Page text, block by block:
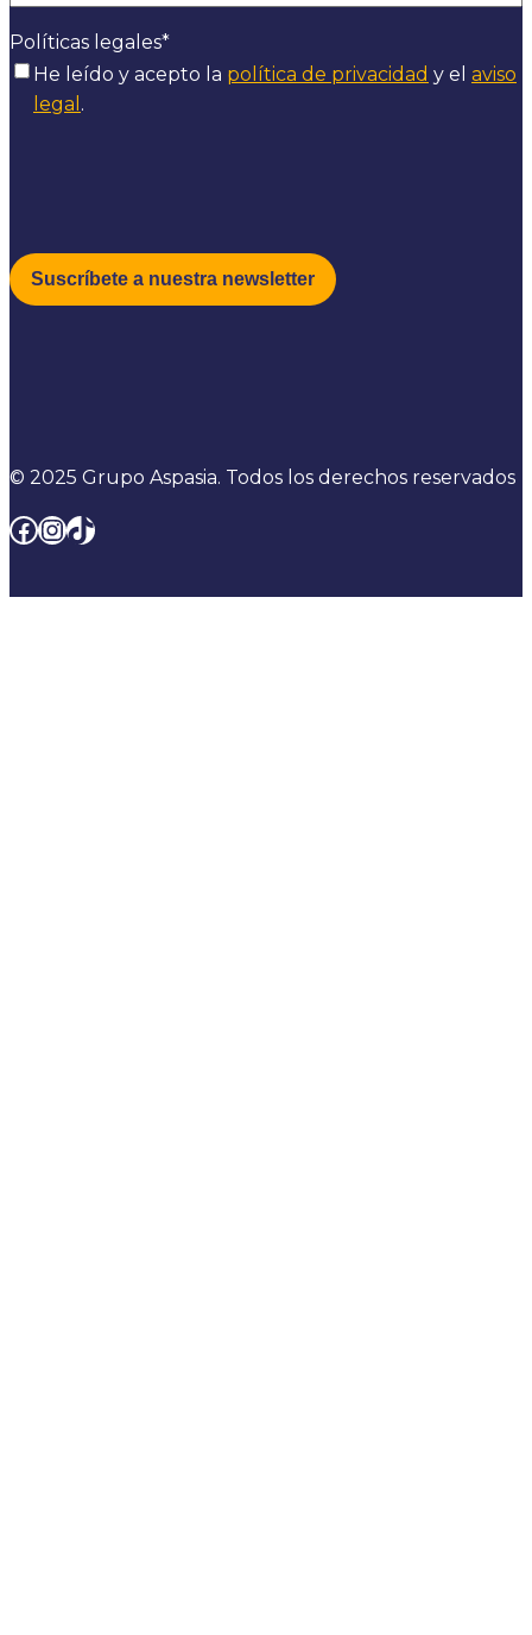
Políticas legales*
He leído y acepto la política de privacidad y el aviso
legal .
© 2025 Grupo Aspasia. Todos los derechos reservados
Facebook
Instagram
TikTok